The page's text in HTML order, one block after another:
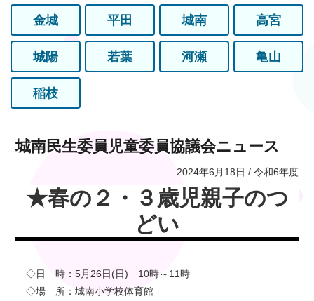
金城 平田 城南 高宮
城陽 若葉 河瀬 亀山
稲枝
城南民生委員児童委員協議会ニュース
2024年6月18日 / 令和6年度
★春の２・３歳児親子のつ
どい
◇日 時：5月26日(日) 10時～11時
◇場 所：城南小学校体育館